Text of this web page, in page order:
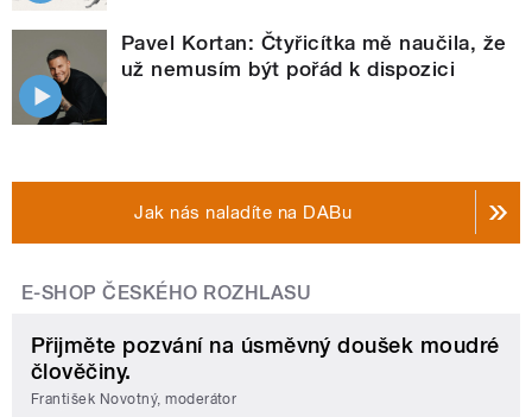
Pavel Kortan: Čtyřicítka mě naučila, že
už nemusím být pořád k dispozici
Jak nás naladíte na DABu
E-SHOP ČESKÉHO ROZHLASU
Přijměte pozvání na úsměvný doušek moudré
člověčiny.
František Novotný, moderátor